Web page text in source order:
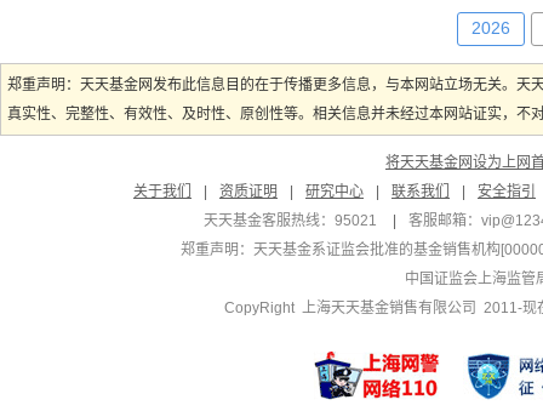
2026
郑重声明：天天基金网发布此信息目的在于传播更多信息，与本网站立场无关。
真实性、完整性、有效性、及时性、原创性等。相关信息并未经过本网站证实，
将天天基金网设为上网
关于我们
资质证明 研究中心 联系我们
安全指引
天天基金客服热线：95021
客服邮箱：
郑重声明： 天天基金系证监会批准的基金销售机构
中国证监会上海监管
CopyRight 上海天天基金销售有限公司 2011-